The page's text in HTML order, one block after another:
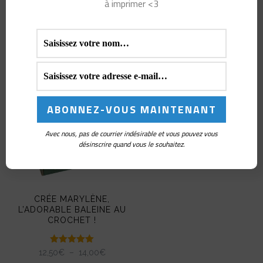
être aussi…
CRÉE MARYLÈNE,
L’ADORABLE BALEINE AU
CROCHET !
Note
12,50€ – 14,00€PLAGE
à imprimer <3
Avec nous, pas de courrier indésirable et vous pouvez vous
désinscrire quand vous le souhaitez.